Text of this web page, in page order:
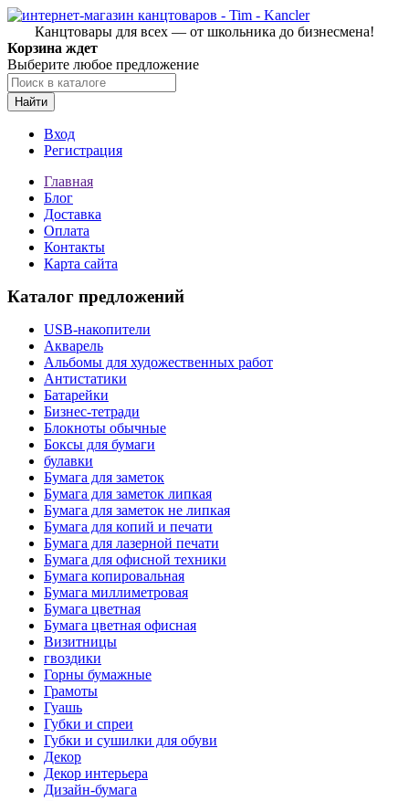
Канцтовары для всех — от школьника до бизнесмена!
Корзина ждет
Выберите любое предложение
Найти
Вход
Регистрация
Главная
Блог
Доставка
Оплата
Контакты
Карта сайта
Каталог предложений
USB-накопители
Акварель
Альбомы для художественных работ
Антистатики
Батарейки
Бизнес-тетради
Блокноты обычные
Боксы для бумаги
булавки
Бумага для заметок
Бумага для заметок липкая
Бумага для заметок не липкая
Бумага для копий и печати
Бумага для лазерной печати
Бумага для офисной техники
Бумага копировальная
Бумага миллиметровая
Бумага цветная
Бумага цветная офисная
Визитницы
гвоздики
Горны бумажные
Грамоты
Гуашь
Губки и спреи
Губки и сушилки для обуви
Декор
Декор интерьера
Дизайн-бумага